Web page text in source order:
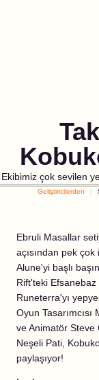
Ekibimiz çok sevilen
Geliştiricilerden
Ebruli Masallar
açısından pek
Alune'yi başlı
Rift'teki
Runeterra'yı
Oyun
ve Animatör Steve
Neşeli Pati,
paylaşıyor!